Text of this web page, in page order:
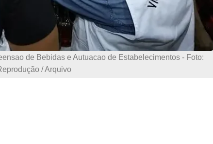
de Bebidas e Autuacao de Estabelecimentos - Foto:
/ Arquivo